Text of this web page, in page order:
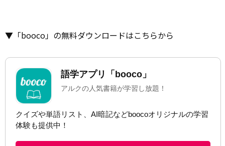
▼「booco」の無料ダウンロードはこちらから